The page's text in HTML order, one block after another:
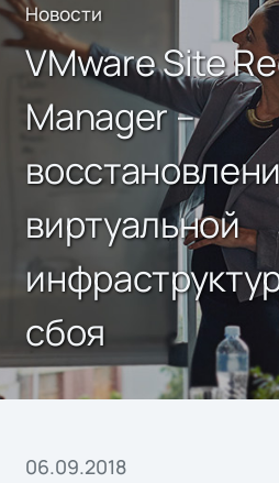
Новости
VMware Site
Manager –
виртуальной
сбоя
06.09.2018